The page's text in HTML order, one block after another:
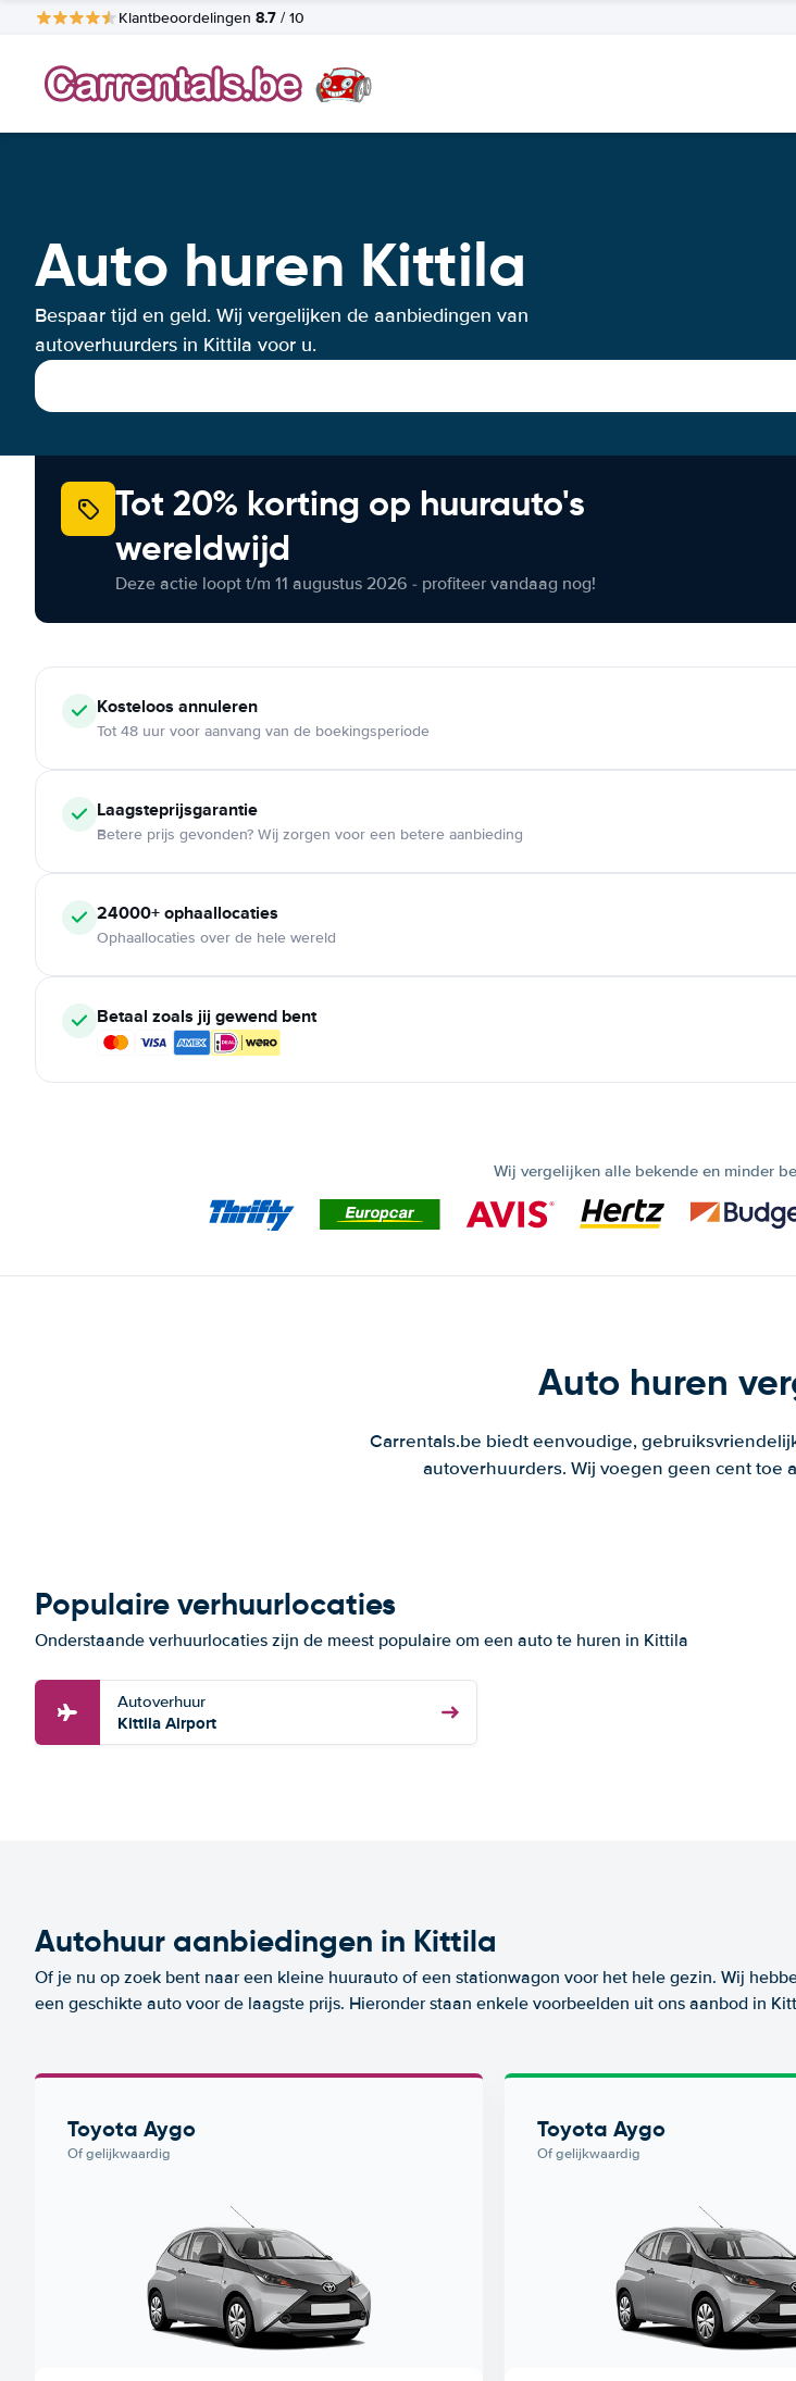
Klantbeoordelingen 8.7 / 10
Auto huren Kittila
Bespaar tijd en geld. Wij vergelijken de aanbiedingen van
autoverhuurders in Kittila voor u.
Tot 20% korting op huurauto's
wereldwijd
Deze actie loopt t/m 11 augustus 2026 - profiteer vandaag nog!
Kosteloos annuleren
Tot 48 uur voor aanvang van de boekingsperiode
Laagsteprijsgarantie
Betere prijs gevonden? Wij zorgen voor een betere aanbieding
24000+ophaallocaties
Ophaallocaties over de hele wereld
Betaal zoals jij gewend bent
Wij vergelijken alle bekende en minder
Auto huren
Carrentals.be biedt eenvoudige,
autoverhuurders. Wij voegen geen cent toe
Populaire verhuurlocaties
Onderstaande verhuurlocaties zijn de meest populaire om een auto te huren in Kittila
Autoverhuur
Kittila Airport
Autohuur aanbiedingen in Kittila
Of je nu op zoek bent naar een kleine huurauto of een stationwagon voor het hele gezin. Wij
een geschikte auto voor de laagste prijs. Hieronder staan enkele voorbeelden uit ons aanbod in
Toyota Aygo
Of gelijkwaardig
Toyota Aygo
Of gelijkwaardig